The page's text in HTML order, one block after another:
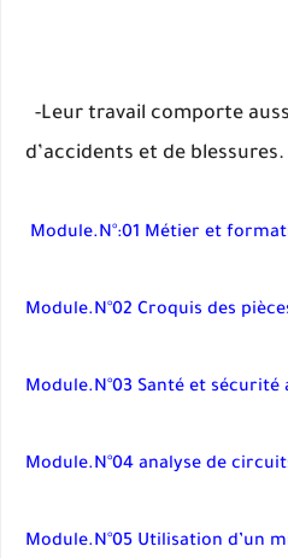
-Leur travail comporte
d’accidents et de blessures.
Module.N°:01 Métier et
Module.N°02 Croquis des
Module.N°03 Santé et sécurité
Module.N°04 analyse de
Module.N°05 Utilisation d’un